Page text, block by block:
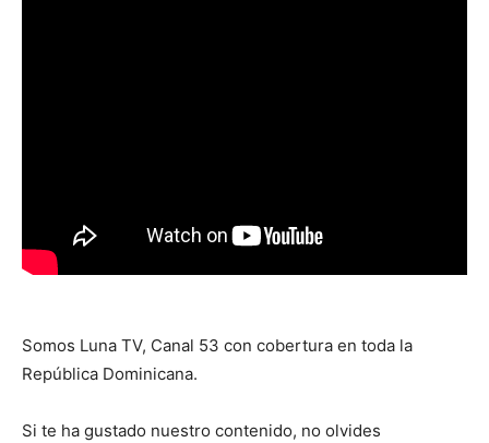
Somos Luna TV, Canal 53 con cobertura en toda la
República Dominicana.
Si te ha gustado nuestro contenido, no olvides